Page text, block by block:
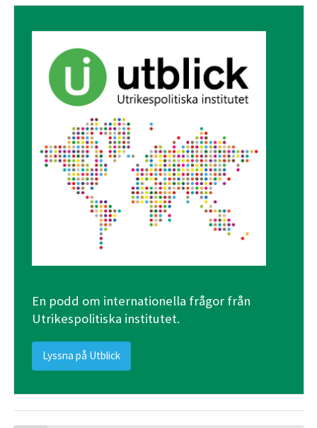
En podd om internationella frågor från
Utrikespolitiska institutet.
Lyssna på Utblick